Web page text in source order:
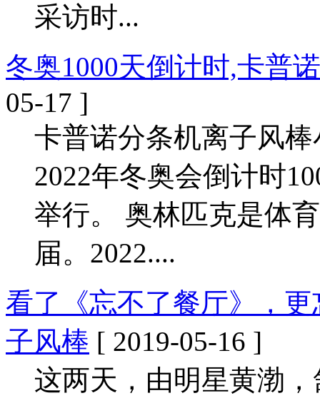
采访时...
冬奥1000天倒计时,卡普
05-17 ]
卡普诺分条机离子风
2022年冬奥会倒计时
举行。 奥林匹克是体
届。2022....
看了《忘不了餐厅》，
子风棒 [ 2019-05-16 ]
这两天，由明星黄渤